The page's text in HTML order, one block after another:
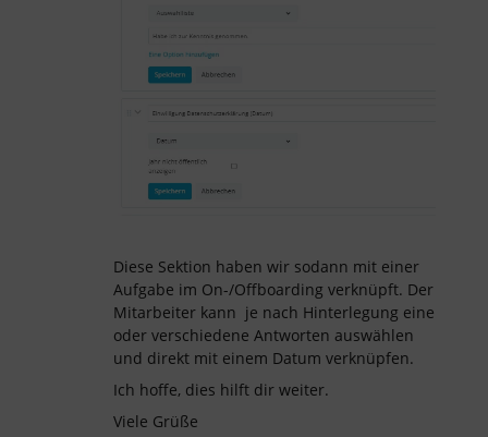
Diese Sektion haben wir sodann mit einer
Aufgabe im On-/Offboarding verknüpft. Der
Mitarbeiter kann je nach Hinterlegung eine
oder verschiedene Antworten auswählen
und direkt mit einem Datum verknüpfen.
Ich hoffe, dies hilft dir weiter.
Viele Grüße